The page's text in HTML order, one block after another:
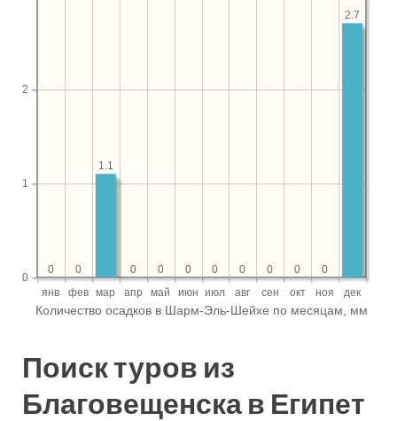
Поиск туров из
Благовещенска в Египет